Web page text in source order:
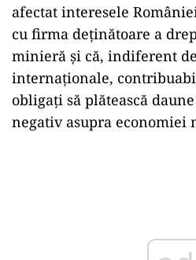
afectat interesele
cu firma deținătoare a
minieră și că, indiferent
internaționale,
obligați să plătească
negativ asupra economiei